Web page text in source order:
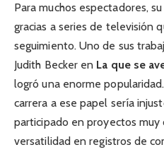
Para muchos espectadores,
gracias a series de televisión
seguimiento. Uno de sus
Judith Becker en La que se
logró una enorme
carrera a ese papel sería
participado en proyectos
versatilidad en registros de